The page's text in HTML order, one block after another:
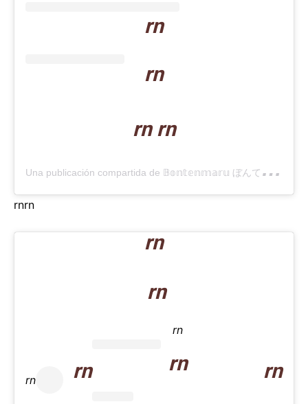
rn
rn
rn rn
U
na publicación compartida de 𝔹𝕠𝕟𝕥𝕖𝕟𝕞𝕒𝕣𝕦 ぼんてんまる (@bonten._.maru)
rnrn
rn
rn
rn rn
rn
rn
rn